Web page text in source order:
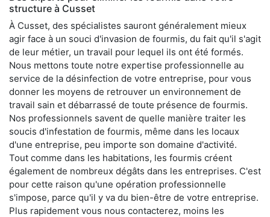
structure à Cusset
À Cusset, des spécialistes sauront généralement mieux
agir face à un souci d'invasion de fourmis, du fait qu'il s'agit
de leur métier, un travail pour lequel ils ont été formés.
Nous mettons toute notre expertise professionnelle au
service de la désinfection de votre entreprise, pour vous
donner les moyens de retrouver un environnement de
travail sain et débarrassé de toute présence de fourmis.
Nos professionnels savent de quelle manière traiter les
soucis d'infestation de fourmis, même dans les locaux
d'une entreprise, peu importe son domaine d'activité.
Tout comme dans les habitations, les fourmis créent
également de nombreux dégâts dans les entreprises. C'est
pour cette raison qu'une opération professionnelle
s'impose, parce qu'il y va du bien-être de votre entreprise.
Plus rapidement vous nous contacterez, moins les